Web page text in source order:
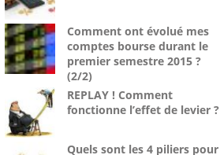
Comment ont évolué mes
comptes bourse durant le
premier semestre 2015 ?
(2/2)
REPLAY ! Comment
fonctionne l’effet de levier ?
Quels sont les 4 piliers pour